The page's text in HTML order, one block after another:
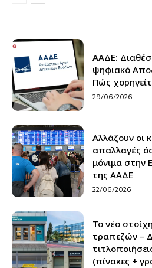
ΑΑΔΕ:
ψηφιακό
Πώς
29/06/2026
Αλλάζουν οι
απαλλαγές
μόνιμα στην
της ΑΑΔΕ
22/06/2026
Το νέο
τραπεζών –
(πίνακες +